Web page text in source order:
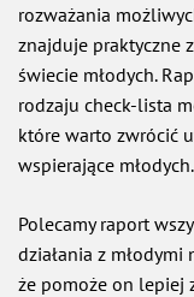
rozważania
znajduje praktyczne
świecie młodych.
rodzaju check-lista
które warto zwrócić
wspierające młodych.
Polecamy raport
działania z młodymi
że pomoże on lepiej